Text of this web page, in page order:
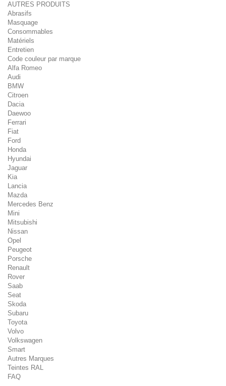
AUTRES PRODUITS
Abrasifs
Masquage
Consommables
Matériels
Entretien
Code couleur par marque
Alfa Romeo
Audi
BMW
Citroen
Dacia
Daewoo
Ferrari
Fiat
Ford
Honda
Hyundai
Jaguar
Kia
Lancia
Mazda
Mercedes Benz
Mini
Mitsubishi
Nissan
Opel
Peugeot
Porsche
Renault
Rover
Saab
Seat
Skoda
Subaru
Toyota
Volvo
Volkswagen
Smart
Autres Marques
Teintes RAL
FAQ